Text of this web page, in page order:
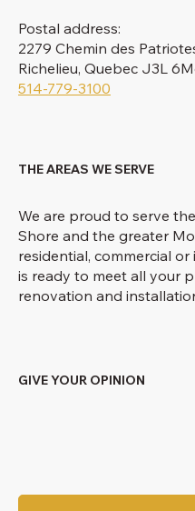
Postal address:
2279 Chemin des
Richelieu, Quebec J3L
514-779-3100
THE AREAS WE SERVE
We are proud to serve
Shore and the greater
residential, commercial
is ready to meet all your
renovation and
GIVE YOUR OPINION